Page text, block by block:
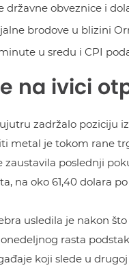
državne obveznice i
brodove u blizini
u sredu i CPI
na ivici
zadržalo poziciju
metal je tokom rane
zaustavila poslednji
na oko 61,40 dolara
usledila je nakon
rasta
koji slede u